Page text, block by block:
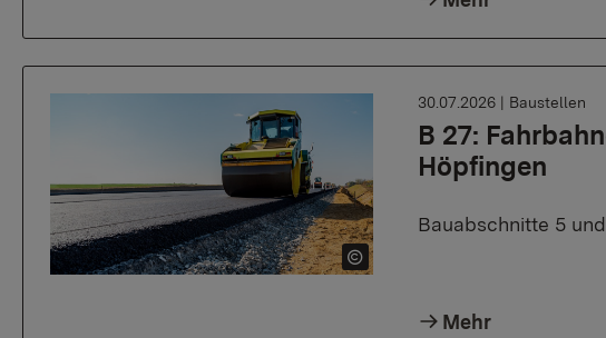
B 27:
Höpfingen
30.07.2026 | Baustellen
Bauabschnitte 5
Mehr